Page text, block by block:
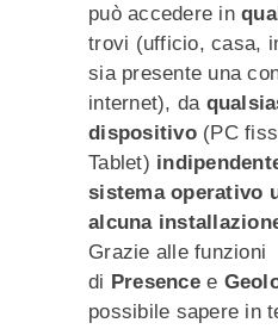
può accedere in
trovi (ufficio, casa,
sia presente una
internet), da
dispositivo(PC
Tablet)
sistema operativo
alcuna
Grazie alle funzioni
di Presencee
possibile sapere in